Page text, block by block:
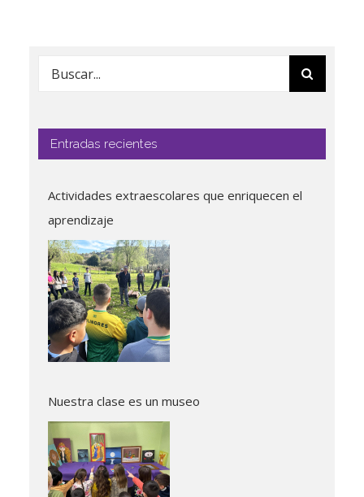
Buscar:
Entradas recientes
Actividades extraescolares que enriquecen el
aprendizaje
Nuestra clase es un museo